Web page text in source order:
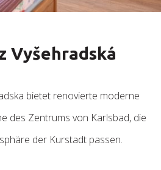
Vyšehradská
bietet renovierte moderne
des Zentrums von Karlsbad, die
der Kurstadt passen.